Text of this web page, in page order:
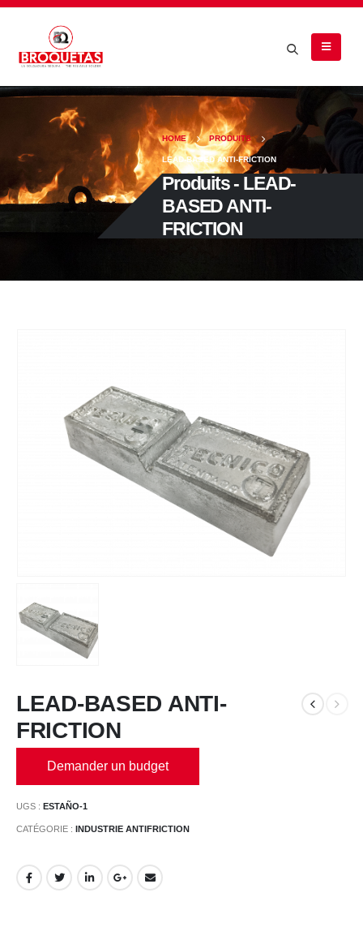
HOME PRODUITS
LEAD-BASED ANTI-FRICTION
Produits - LEAD-
BASED ANTI-
FRICTION
LEAD-BASED ANTI-
FRICTION
Demander un budget
UGS : ESTAÑO-1
CATÉGORIE : INDUSTRIE ANTIFRICTION